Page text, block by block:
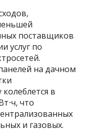
поставщиков
услуг по
на дачном
в
что
и газовых.